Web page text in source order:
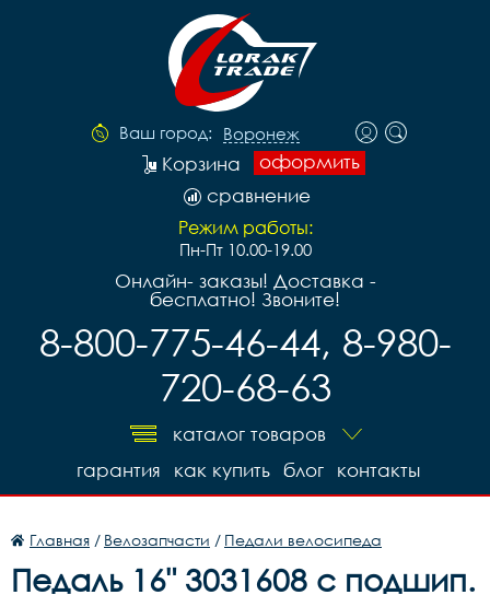
Ваш город: Воронеж
оформить
Корзина
сравнение
Режим работы:
Пн-Пт 10.00-19.00
Онлайн- заказы! Доставка -
бесплатно! Звоните!
8-800-775-46-44, 8-980-
720-68-63
каталог товаров
контакты
блог
как купить
гарантия
Главная / Велозапчасти / Педали велосипеда
Педаль 16" 3031608 с подшип.